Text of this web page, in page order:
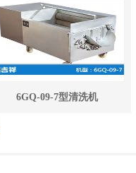
6GQ-09-7型清洗机